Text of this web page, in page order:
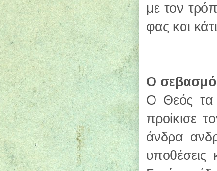
με τον
φας και
Ο
Ο Θεός τα
προίκισε
άνδρα
υποθέσεις